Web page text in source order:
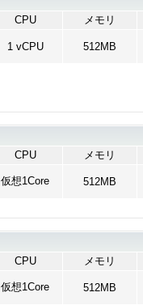
CPU メモリ
1 vCPU 512MB
CPU メモリ
仮想1Core 512MB
CPU メモリ
仮想1Core 512MB